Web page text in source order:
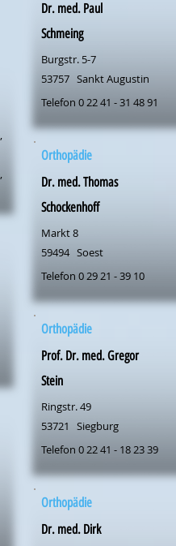
Dr. med. Paul
Schmeing
Burgstr. 5-7
53757 Sankt Augustin
Telefon 0 22 41 - 31 48 91
Orthopädie
Dr. med. Thomas
Schockenhoff
Markt 8
59494 Soest
Telefon 0 29 21 - 39 10
Orthopädie
Prof. Dr. med. Gregor
Stein
Ringstr. 49
53721
Siegburg
Telefon 0 22 41 - 18 23 39
Orthopädie
Dr. med. Dirk